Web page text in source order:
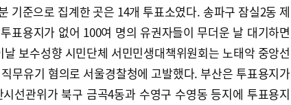
기준으로 집계한 곳은 14개 투표소였다. 송파구 잠실2동 제
표용지가 없어 100여 명의 유권자들이 무더운 날 대기하면
보수성향 시민단체 서민민생대책위원회는 노태악 중앙선
무유기 혐의로 서울경찰청에 고발했다. 부산은 투표용지가
선관위가 북구 금곡4동과 수영구 수영동 등지에 투표용지